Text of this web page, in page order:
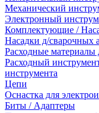
Механический
Электронный
Комплектующие /
Насадки д/сварочных
Расходные материалы
Расходный
инструмента
Цепи
Оснастка для
Биты / Адаптеры